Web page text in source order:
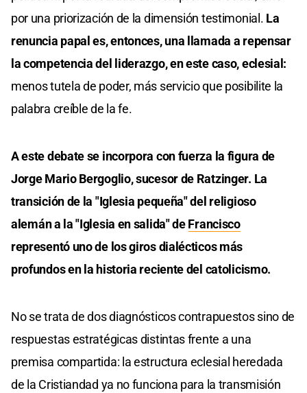
por una priorización de la dimensión testimonial. La
renuncia papal es, entonces, una llamada a repensar
la competencia del liderazgo, en este caso, eclesial:
menos tutela de poder, más servicio que posibilite la
palabra creíble de la fe.
A este debate se incorpora con fuerza la figura de
Jorge Mario Bergoglio, sucesor de Ratzinger. La
transición de la "Iglesia pequeña" del religioso
alemán a la "Iglesia en salida" deFrancisco
representó uno de los giros dialécticos más
profundos en la historia reciente del catolicismo.
No se trata de dos diagnósticos contrapuestos sino de
respuestas estratégicas distintas frente a una
premisa compartida: la estructura eclesial heredada
de la Cristiandad ya no funciona para la transmisión